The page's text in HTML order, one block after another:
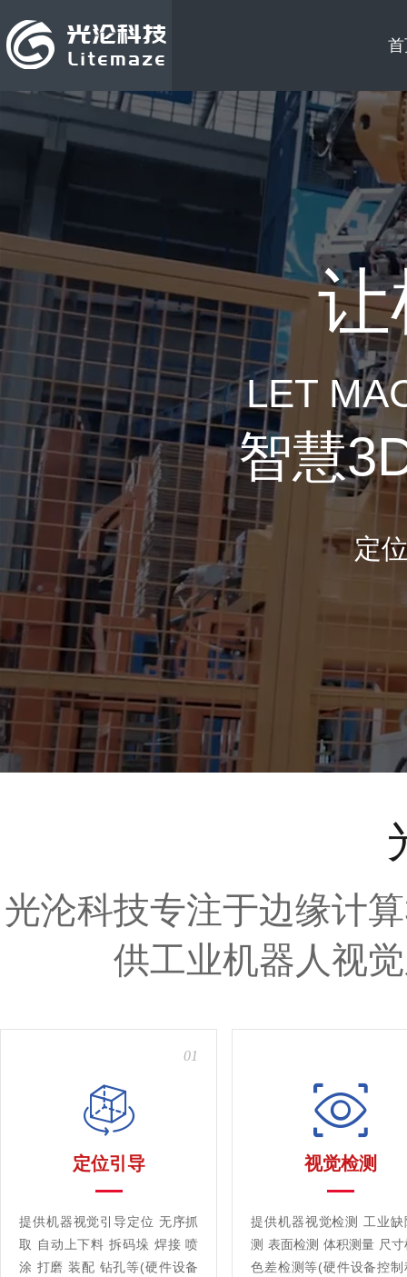
LET
智慧
定
光沦科技专注于边缘计
供工业机器人视
01
定位引导
提供机器视觉引导定位 无序抓
取 自动上下料 拆码垛 焊接 喷
涂 打磨 装配 钻孔等(硬件设备
视觉检测
提供机器视觉检测 工业缺
测 表面检测 体积测量 尺寸
色差检测等(硬件设备控制